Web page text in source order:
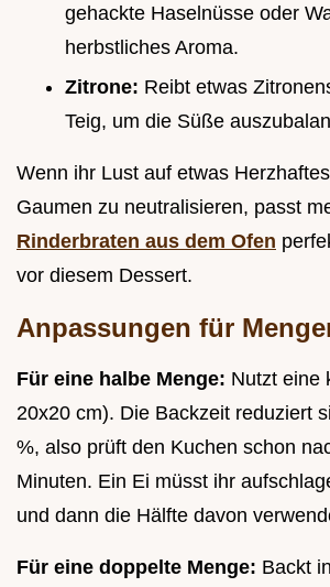
gehackte Haselnüsse oder
herbstliches Aroma.
Zitrone: Reibt etwas
Teig, um die Süße
Wenn ihr Lust auf etwas
Gaumen zu neutralisieren, passt
Rinderbraten aus dem Ofen
vor diesem Dessert.
Anpassungen für
Für eine halbe Menge: Nutzt eine
20x20 cm). Die Backzeit reduziert
%, also prüft den Kuchen schon
Minuten. Ein Ei müsst ihr
und dann die Hälfte davon
Für eine doppelte Menge: Backt